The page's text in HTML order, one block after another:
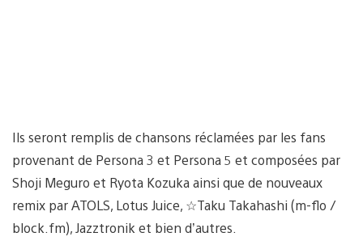
Ils seront remplis de chansons réclamées par les fans
provenant de Persona 3 et Persona 5 et composées par
Shoji Meguro et Ryota Kozuka ainsi que de nouveaux
remix par ATOLS, Lotus Juice, ☆Taku Takahashi (m-flo /
block.fm), Jazztronik et bien d’autres.